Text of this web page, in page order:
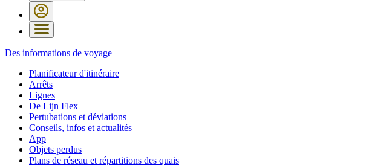
Des informations de voyage
Planificateur d'itinéraire
Arrêts
Lignes
De Lijn Flex
Pertubations et déviations
Conseils, infos et actualités
App
Objets perdus
Plans de réseau et répartitions des quais